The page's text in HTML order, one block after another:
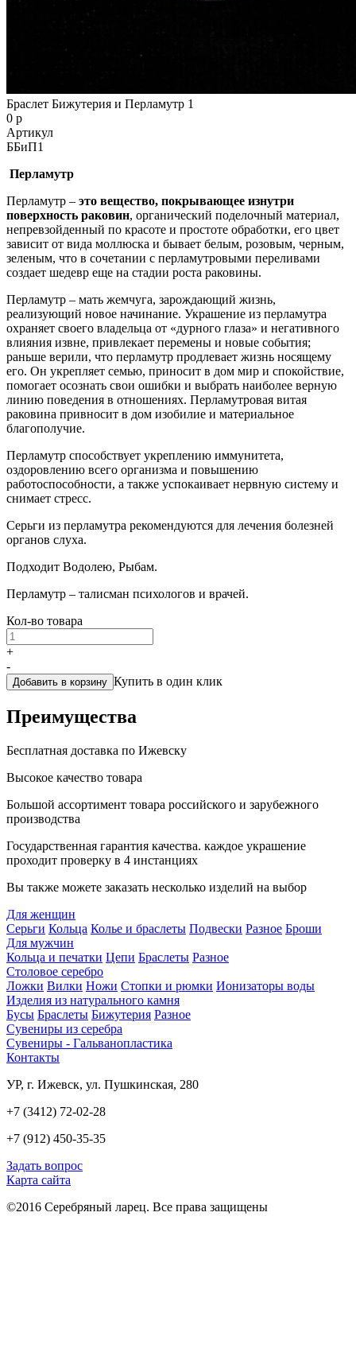
Браслет Бижутерия и Перламутр 1
0 р
Артикул
ББиП1
Перламутр
Перламутр – это вещество, покрывающее изнутри
поверхность раковин, органический поделочный материал,
непревзойденный по красоте и простоте обработки, его цвет
зависит от вида моллюска и бывает белым, розовым, черным,
зеленым, что в сочетании с перламутровыми переливами
создает шедевр еще на стадии роста раковины.
Перламутр – мать жемчуга, зарождающий жизнь,
реализующий новое начинание. Украшение из перламутра
охраняет своего владельца от «дурного глаза» и негативного
влияния извне, привлекает перемены и новые события;
раньше верили, что перламутр продлевает жизнь носящему
его. Он укрепляет семью, приносит в дом мир и спокойствие,
помогает осознать свои ошибки и выбрать наиболее верную
линию поведения в отношениях. Перламутровая витая
раковина привносит в дом изобилие и материальное
благополучие.
Перламутр способствует укреплению иммунитета,
оздоровлению всего организма и повышению
работоспособности, а также успокаивает нервную систему и
снимает стресс.
Серьги из перламутра рекомендуются для лечения болезней
органов слуха.
Подходит Водолею, Рыбам.
Перламутр – талисман психологов и врачей.
Кол-во товара
+
-
Добавить в корзину Купить в один клик
Преимущества
Бесплатная доставка по Ижевску
Высокое качество товара
Большой ассортимент товара российского и зарубежного
производства
Государственная гарантия качества. каждое украшение
проходит проверку в 4 инстанциях
Вы также можете заказать несколько изделий на выбор
Для женщин
Серьги Кольца Колье и браслеты Подвески Разное Броши
Для мужчин
Кольца и печатки Цепи Браслеты Разное
Столовое серебро
Ложки Вилки Ножи Стопки и рюмки Ионизаторы воды
Изделия из натурального камня
Бусы Браслеты Бижутерия Разное
Сувениры из серебра
Сувениры - Гальванопластика
Контакты
УР, г. Ижевск, ул. Пушкинская, 280
+7 (3412) 72-02-28
+7 (912) 450-35-35
Задать вопрос
Карта сайта
©2016 Серебряный ларец. Все права защищены